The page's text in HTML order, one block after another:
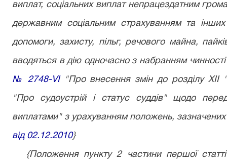
виплат, соціальних виплат непрацездатним
державним соціальним страхуванням та інших
допомоги, захисту, пільг, речового майна,
вводяться в дію одночасно з набранням
№ 2748-VI "Про внесення змін до розділу XII
"Про судоустрій і статус суддів" щодо
виплатами" з урахуванням положень,
від 02.12.2010}
{Положення пункту 2 частини першої